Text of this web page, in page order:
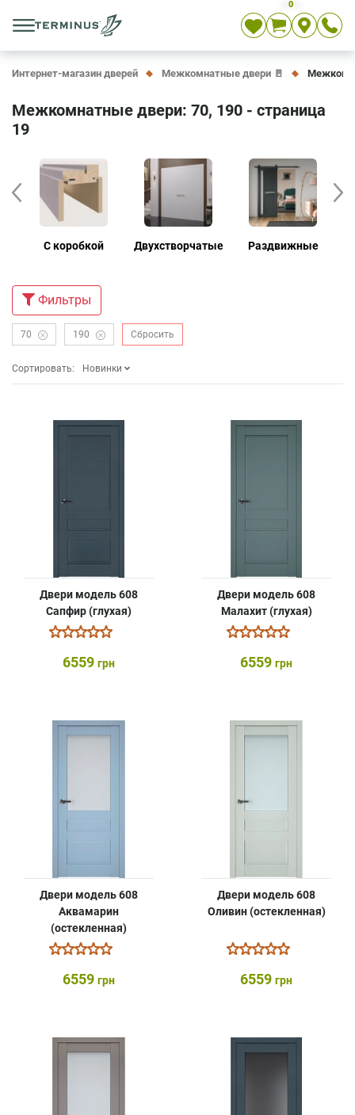
0
Интернет-магазин дверей Межкомнатные двери 🚪
Межкомнатные двери: 70, 190 - страница
19
С коробкой Двухстворчатые Раздвижные
Фильтры
70 190 Сбросить
Сортировать: Новинки
Двери модель 608
Сапфир (глухая)
6559 грн
Двери модель 608
Малахит (глухая)
6559 грн
Двери модель 608
Аквамарин
(остекленная)
6559 грн
Двери модель 608
Оливин (остекленная)
6559 грн